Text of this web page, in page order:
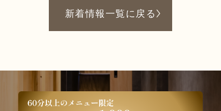
新着情報一覧に戻る